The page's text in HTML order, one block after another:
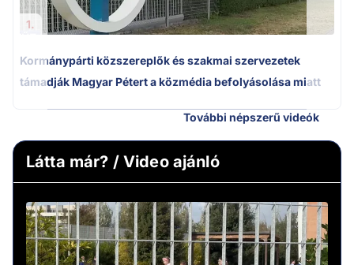
1.
Kormánypárti közszereplők és szakmai szervezetek
támadják Magyar Pétert a közmédia befolyásolása miatt
További népszerű videók
Látta már? / Video ajánló